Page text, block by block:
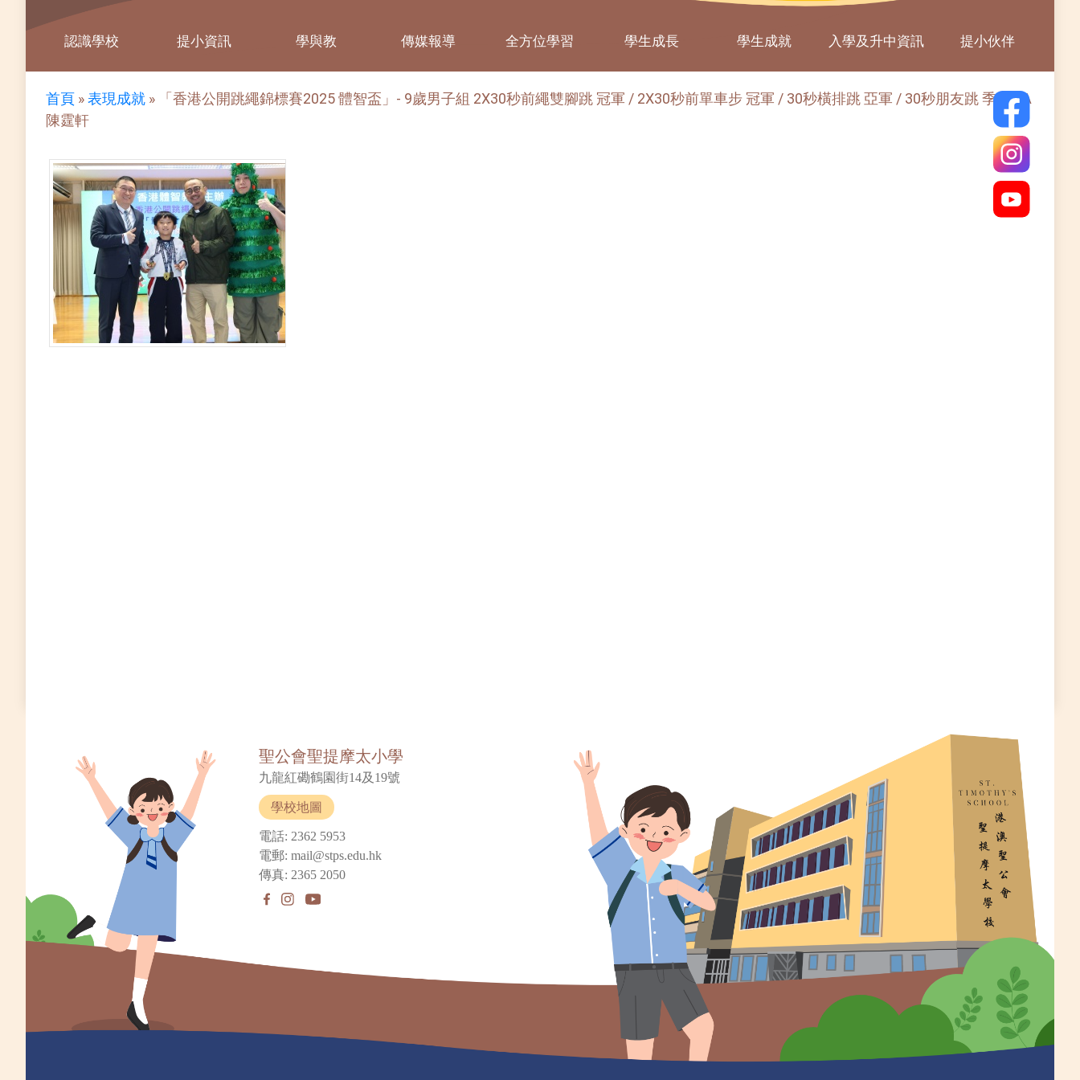
認識學校 提小資訊 學與教 傳媒報導 全方位學習 學生成長 學生成就 入學及升中資訊 提小伙伴
首頁 »表現成就 »
「香港公開跳繩錦標賽2025 體智盃」- 9歲男子組 2X30秒前繩雙腳跳 冠軍 / 2X30秒前單車步 冠軍 / 30秒橫排跳 亞軍 / 30秒朋友跳 季軍 4A
陳霆軒
聖公會聖提摩太小學
九龍紅磡鶴園街14及19號
學校地圖
電話: 2362 5953
電郵: mail@stps.edu.hk
傳真: 2365 2050